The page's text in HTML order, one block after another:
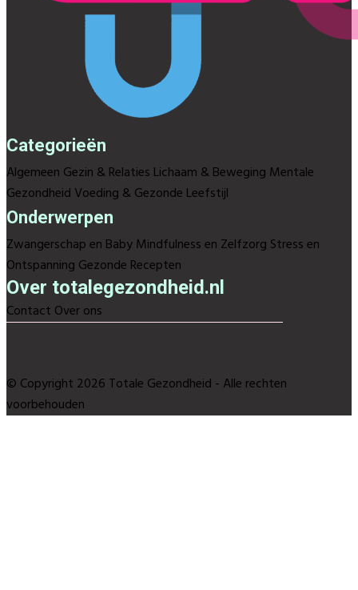
Categorieën
Algemeen Gezin & Relaties Lichaam & Beweging Mentale
Gezondheid Voeding & Gezonde Leefstijl
Onderwerpen
Zwangerschap en BabyMindfulness en Zelfzorg Stress en
Ontspanning Gezonde Recepten
Over totalegezondheid.nl
Contact Over ons
© Copyright 2026 Totale Gezondheid - Alle rechten
voorbehouden